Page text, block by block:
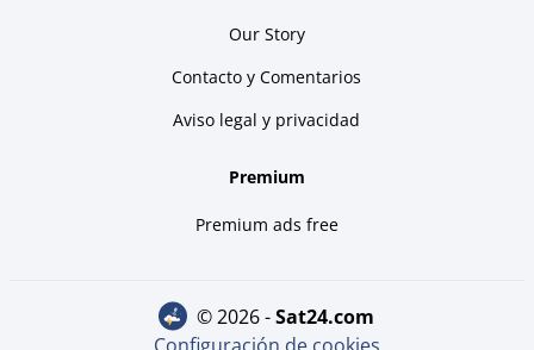
Our Story
Contacto y Comentarios
Aviso legal y privacidad
Premium
Premium ads free
© 2026 - sat24.com